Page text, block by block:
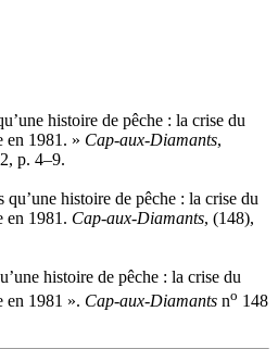
histoire de pêche : la crise du
en 1981. » Cap-aux-Diamants,
p. 4–9.
histoire de pêche : la crise du
en 1981. Cap-aux-Diamants, (148),
histoire de pêche : la crise du
en 1981 ». Cap-aux-Diamants no 148